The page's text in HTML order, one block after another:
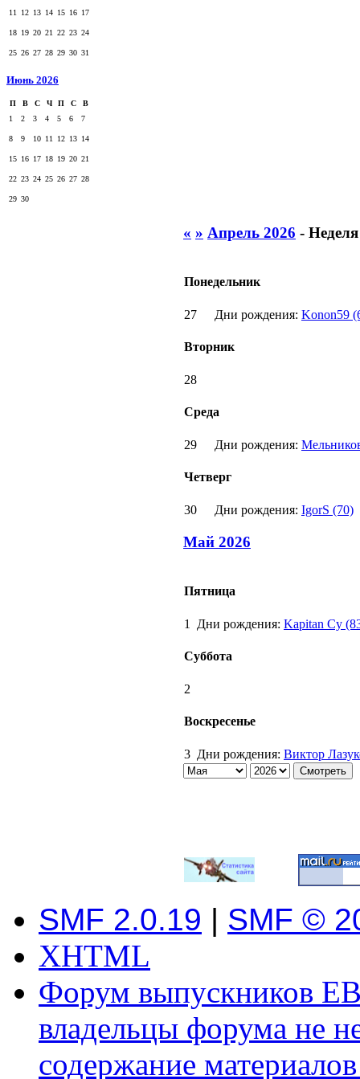
11 12 13 14 15 16 17
18 19 20 21 22 23 24
25 26 27 28 29 30 31
Июнь 2026
П В С Ч П С
В
1
2 3 4 5 6 7
8 9 10 11 12 13 14
15 16 17 18 19 20 21
22 23 24 25 26 27 28
29 30
« » Апрель 2026 -
Понедельник
27 Дни рождения: Konon59
Вторник
28
Среда
29 Дни рождения:
Четверг
30 Дни рождения: IgorS (70)
Май 2026
Пятница
1 Дни рождения: Kapitan Cy
Суббота
2
Воскресенье
3 Дни рождения: Виктор
SMF 2.0.19 | SMF ©
XHTML
Форум выпускников
владельцы форума не
содержание